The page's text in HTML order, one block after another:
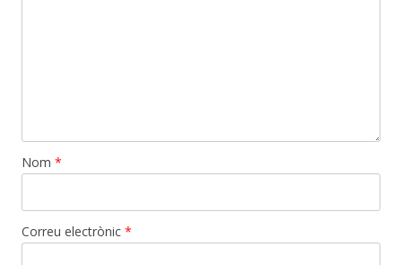
Nom *
Correu electrònic *